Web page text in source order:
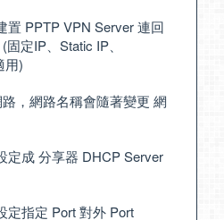
置 PPTP VPN Server 連回
定IP、Static IP、
用)
，網路名稱會隨著變更 網
定成 分享器 DHCP Server
定指定 Port 對外 Port